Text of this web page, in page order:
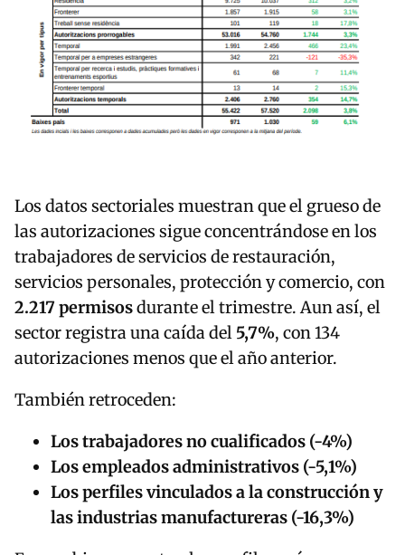
Los datos sectoriales muestran que el grueso de
las autorizaciones sigue concentrándose en los
trabajadores de servicios de restauración,
servicios personales, protección y comercio, con
2.217 permisosdurante el trimestre. Aun así, el
sector registra una caída del 5,7%, con 134
autorizaciones menos que el año anterior.
También retroceden:
Los trabajadores no cualificados (-4%)
Los empleados administrativos (-5,1%)
Los perfiles vinculados a la construcción y
las industrias manufactureras (-16,3%)